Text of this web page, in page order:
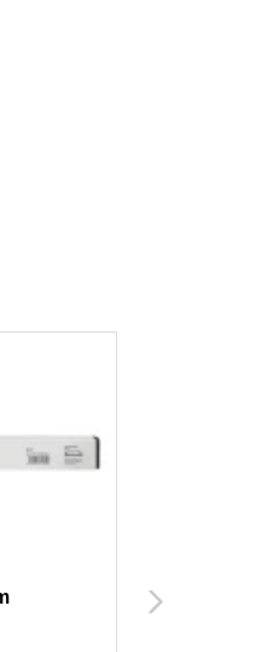
Рівень
Next